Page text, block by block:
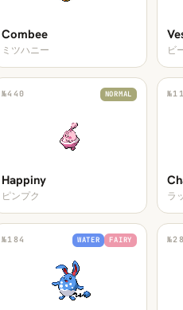
Combee
ミツハニー ビ
№440 NORMAL
Happiny
ピンプク
№
ラ
№184 WATER FAIRY №